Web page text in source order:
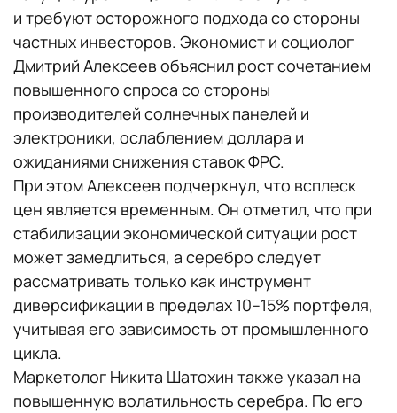
и требуют осторожного подхода со стороны
частных инвесторов. Экономист и социолог
Дмитрий Алексеев объяснил рост сочетанием
повышенного спроса со стороны
производителей солнечных панелей и
электроники, ослаблением доллара и
ожиданиями снижения ставок ФРС.
При этом Алексеев подчеркнул, что всплеск
цен является временным. Он отметил, что при
стабилизации экономической ситуации рост
может замедлиться, а серебро следует
рассматривать только как инструмент
диверсификации в пределах 10–15% портфеля,
учитывая его зависимость от промышленного
цикла.
Маркетолог Никита Шатохин также указал на
повышенную волатильность серебра. По его